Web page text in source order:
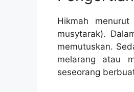
Hikmah
musytarak).
memutuskan.
melarang atau
seseorang